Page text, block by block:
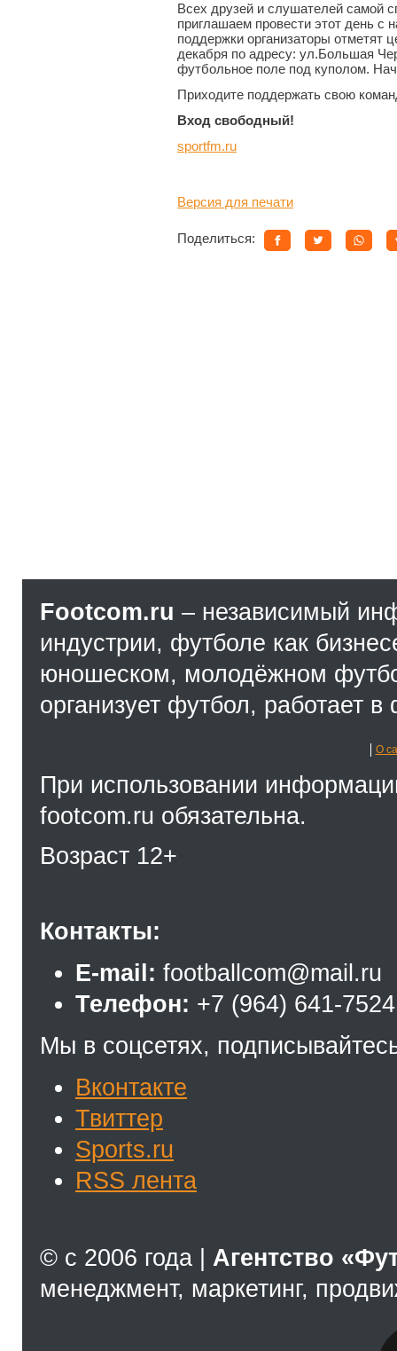
Всех друзей и слушателей самой
приглашаем провести этот день с
поддержки организаторы
декабря по адресу: ул.Большая
футбольное поле под куполом.
Приходите поддержать свою
Вход свободный!
sportfm.ru
Версия для печати
Поделиться:
Footcom.ru – независимый
индустрии, футболе как
юношеском, молодёжном
организует футбол, работает
О
При использовании
footcom.ru обязательна.
Возраст 12+
Контакты:
E-mail: footballcom@mail.ru
Телефон: +7 (964) 641-7524
Мы в соцсетях,
Вконтакте
Твиттер
Sports.ru
RSS лента
© с 2006 года | Агентство
менеджмент, маркетинг,